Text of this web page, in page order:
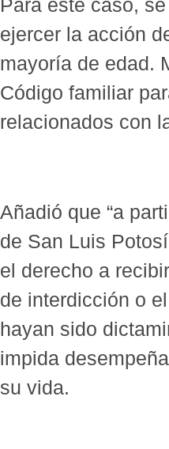
Para este caso,
ejercer la acción
mayoría de edad.
Código familiar
relacionados con
Añadió que “a
de San Luis
el derecho a
de interdicción o
hayan sido
impida
su vida.